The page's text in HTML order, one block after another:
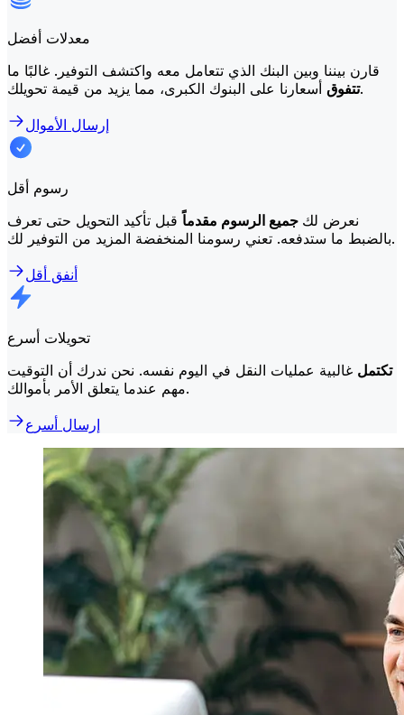
معدلات أفضل
قارن بيننا وبين البنك الذي تتعامل معه واكتشف التوفير. غالبًا ما
تتفوقأسعارنا على البنوك الكبرى، مما يزيد من قيمة تحويلك.
إرسال الأموال
رسوم أقل
نعرض لك جميع الرسوم مقدماًقبل تأكيد التحويل حتى تعرف
بالضبط ما ستدفعه. تعني رسومنا المنخفضة المزيد من التوفير لك.
أنفق أقل
تحويلات أسرع
تكتمل غالبية عمليات النقل في اليوم نفسه. نحن ندرك أن التوقيت
مهم عندما يتعلق الأمر بأموالك.
إرسال أسرع